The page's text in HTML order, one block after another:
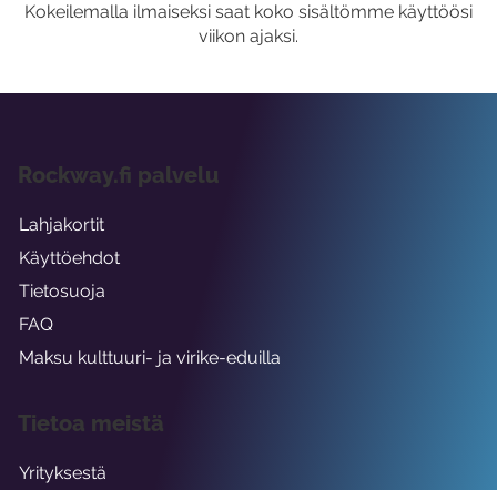
Kokeilemalla ilmaiseksi saat koko sisältömme käyttöösi
viikon ajaksi.
Rockway.fi palvelu
Lahjakortit
Käyttöehdot
Tietosuoja
FAQ
Maksu kulttuuri- ja virike-eduilla
Tietoa meistä
Yrityksestä